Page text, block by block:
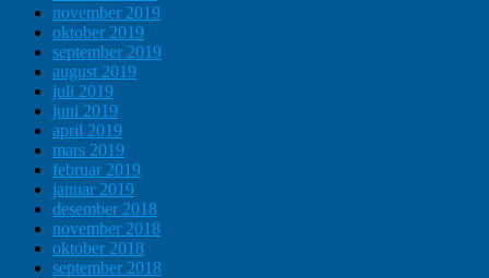
november 2019
oktober 2019
september 2019
august 2019
juli 2019
juni 2019
april 2019
mars 2019
februar 2019
januar 2019
desember 2018
november 2018
oktober 2018
september 2018